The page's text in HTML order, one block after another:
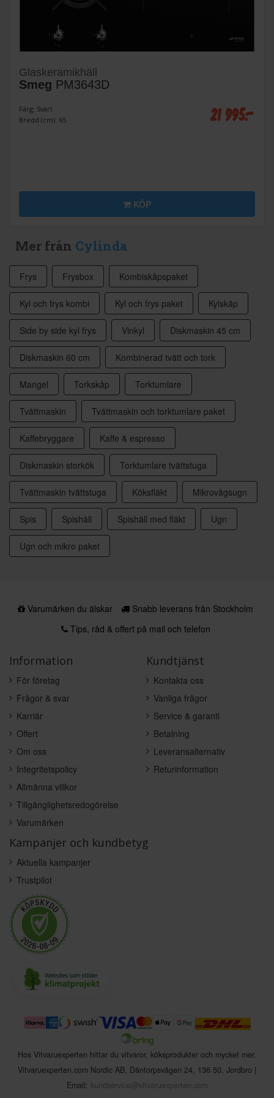
Glaskeramikhäll
Smeg PM3643D
Färg: Svart
Bredd (cm): 65
21 995:-
KÖP
Mer från Cylinda
Frys Frysbox Kombiskåpspaket
Kyl och frys kombi Kyl och frys paket Kylskåp
Side by side kyl frys Vinkyl Diskmaskin 45 cm
Diskmaskin 60 cm Kombinerad tvätt och tork
Mangel Torkskåp Torktumlare
Tvättmaskin Tvättmaskin och torktumlare paket
Kaffebryggare Kaffe & espresso
Diskmaskin storkök Torktumlare tvättstuga
Tvättmaskin tvättstuga Köksfläkt Mikrovågsugn
Spis Spishäll Spishäll med fläkt Ugn
Ugn och mikro paket
Varumärken du älskar
Snabb leverans från Stockholm
Tips, råd & offert på mail och telefon
Information
För företag
Frågor & svar
Karriär
Offert
Om oss
Integritetspolicy
Allmänna villkor
Tillgänglighetsredogörelse
Varumärken
Kundtjänst
Kontakta oss
Vanliga frågor
Service & garanti
Betalning
Leveransalternativ
Returinformation
Kampanjer och kundbetyg
Aktuella kampanjer
Trustpilot
Hos Vitvaruexperten hittar du vitvaror, köksprodukter och mycket mer.
Vitvaruexperten.com Nordic AB, Dåntorpsvägen 24, 136 50, Jordbro |
Email: kundservice@vitvaruexperten.com